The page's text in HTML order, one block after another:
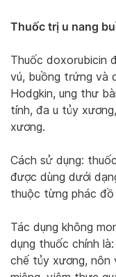
Thuốc trị u nang
Thuốc doxorubicin
vú, buồng trứng và
Hodgkin, ung thư
tính, đa u tủy
xương.
Cách sử dụng:
được dùng dưới
thuộc từng phác
Tác dụng không
dụng thuốc chính
chế tủy xương, nôn